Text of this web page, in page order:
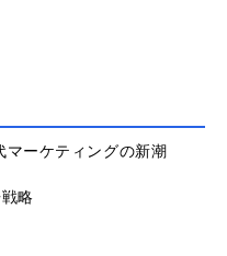
マーケティングの新潮
略